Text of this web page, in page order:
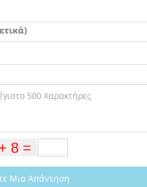
Μια Απάντηση